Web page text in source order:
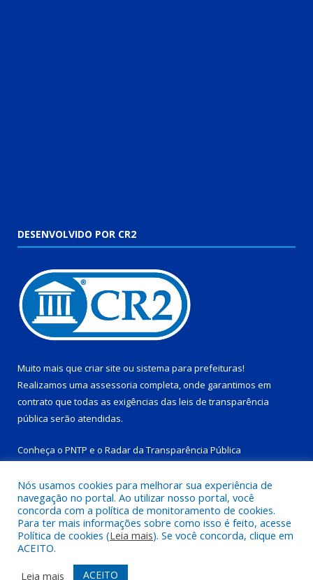
DESENVOLVIDO POR CR2
Muito mais que criar site ou sistema para prefeituras!
Realizamos uma assessoria completa, onde garantimos em
contrato que todas as exigências das leis de transparência
pública serão atendidas.
Conheça o PNTP e o Radar da Transparência Pública
Todos os direitos reservados a Prefeitura Municipal de Tucuruí-
PA.
Acessar Área Administrativa
Nós usamos cookies para melhorar sua experiência de
navegação no portal. Ao utilizar nosso portal, você
concorda com a política de monitoramento de cookies.
Para ter mais informações sobre como isso é feito, acesse
Política de cookies (Leia mais). Se você concorda, clique em
ACEITO.
Leia mais
ACEITO